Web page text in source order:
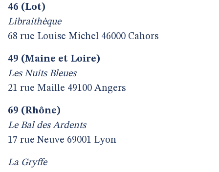
46 (Lot)
Libraithèque
68 rue Louise Michel 46000 Cahors
49 (Maine et Loire)
Les Nuits Bleues
21 rue Maille 49100 Angers
69 (Rhône)
Le Bal des Ardents
17 rue Neuve 69001 Lyon
La Gryffe